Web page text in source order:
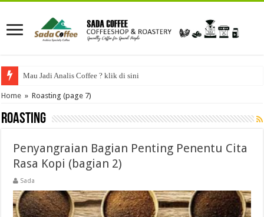
Mau Jadi Analis Coffee ? klik di sini
Home » Roasting (page 7)
Roasting
Penyangraian Bagian Penting Penentu Cita
Rasa Kopi (bagian 2)
Sada